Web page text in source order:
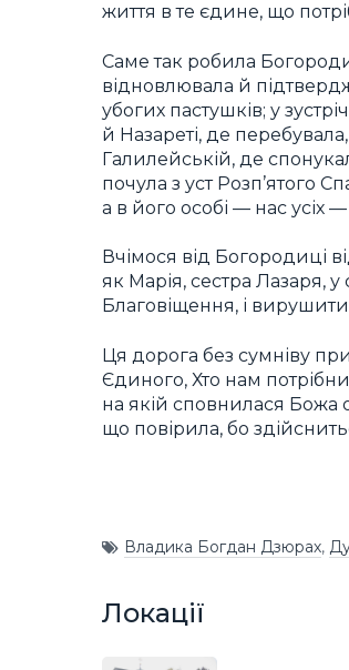
життя в те єдине, що
Саме так робила
відновлювала й
убогих пастушків; у
й Назареті, де
Галилейській, де
почула з уст Розп’ятого
а в його особі — нас усіх
Вчімося від Богородиці
як Марія, сестра Лазаря,
Благовіщення, і
Ця дорога без сумніву
Єдиного, Хто нам
на якій сповнилася Божа
що повірила, бо
Владика Богдан Дзюрах,
Локації